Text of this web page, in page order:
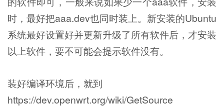
时，最好把aaa.dev也同时装上。新安装的Ubuntu
系统最好设置好并更新升级了所有软件后，才安装
以上软件，要不可能会提示软件没有。
装好编译环境后，就到
https://dev.openwrt.org/wiki/GetSource